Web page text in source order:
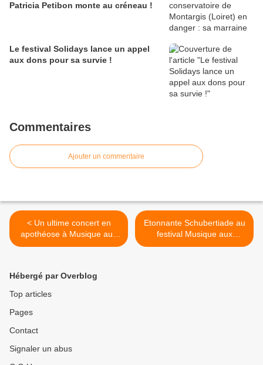
Patricia Petibon monte au créneau !
Le festival Solidays lance un appel
aux dons pour sa survie !
Commentaires
Ajouter un commentaire
< Un ultime concert en
apothéose à Musique aux
Mirabelles !
Etonnante Schubertiade au
festival Musique aux
Mirabelles ! >
Hébergé par Overblog
Top articles
Pages
Contact
Signaler un abus